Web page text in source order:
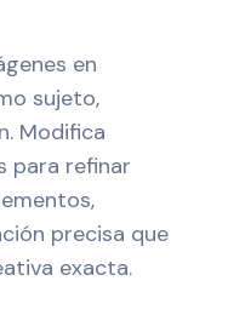
en
sujeto,
Modifica
para refinar
precisa que
exacta.